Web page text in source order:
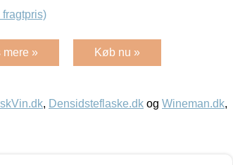
fragtpris)
mere » Køb nu »
, Densidsteflaske.dk og Wineman.dk,